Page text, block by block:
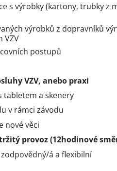
s výrobky (kartony, trubky z
výrobků z dopravníků
VZV
postupů
VZV, anebo praxi
tabletem a skenery
v rámci závodu
nové věci
provoz (12hodinové
á a flexibilní